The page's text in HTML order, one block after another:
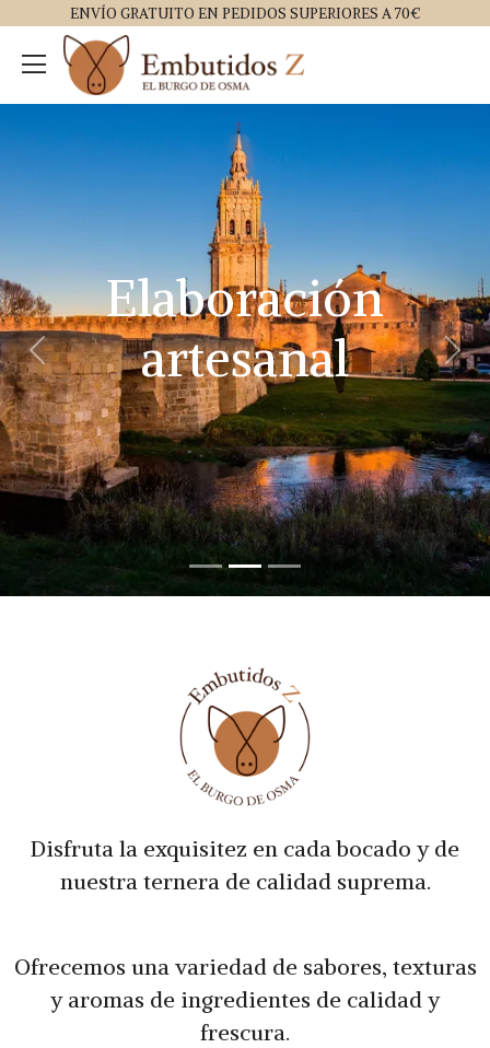
ENVÍO GRATUITO EN PEDIDOS SUPERIORES A 70€
Elaboración
artesanal
Anterior
Disfruta la exquisitez en cada bocado y de
nuestra ternera de calidad suprema.
Ofrecemos una variedad de sabores, texturas
y aromas de ingredientes de calidad y
frescura.